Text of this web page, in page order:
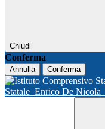
Chiudi
Conferma
Annulla Conferma
Statale Enrico De Nicola